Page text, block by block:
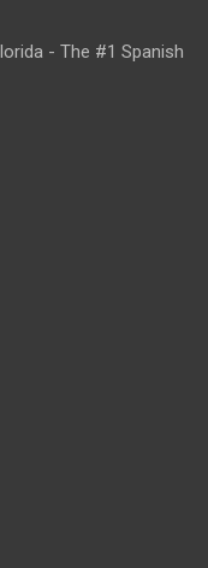
- The #1 Spanish